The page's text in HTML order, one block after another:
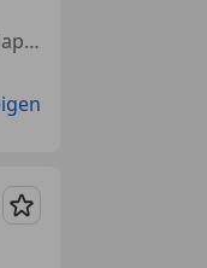
Nichtraucherfahrzeug, Elektrische Sitze, Allrad, CD, Freisprecheinrichtung, Sitzheizung, Elektrische Heckklappe, Spurhalteassistent
Merken